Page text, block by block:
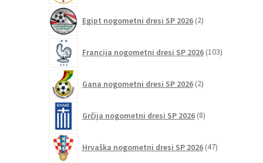
Egipt nogometni dresi SP 2026 2izdelka
Francija nogometni dresi SP 2026 103izdelki
Gana nogometni dresi SP 2026 2izdelka
Grčija nogometni dresi SP 2026 8izdelkov
Hrvaška nogometni dresi SP 2026 47izdelkov